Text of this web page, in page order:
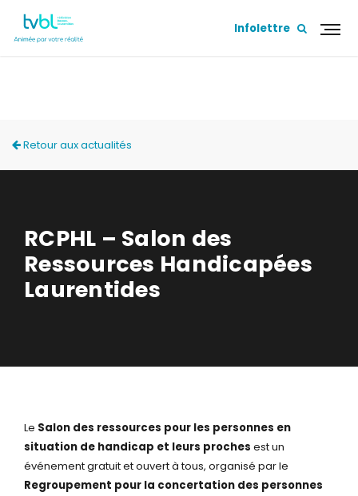
Infolettre
Retour aux actualités
RCPHL – Salon des
Ressources Handicapées
Laurentides
Le Salon des ressources pour les personnes en
situation de handicap et leurs proches est un
événement gratuit et ouvert à tous, organisé par le
Regroupement pour la concertation des personnes